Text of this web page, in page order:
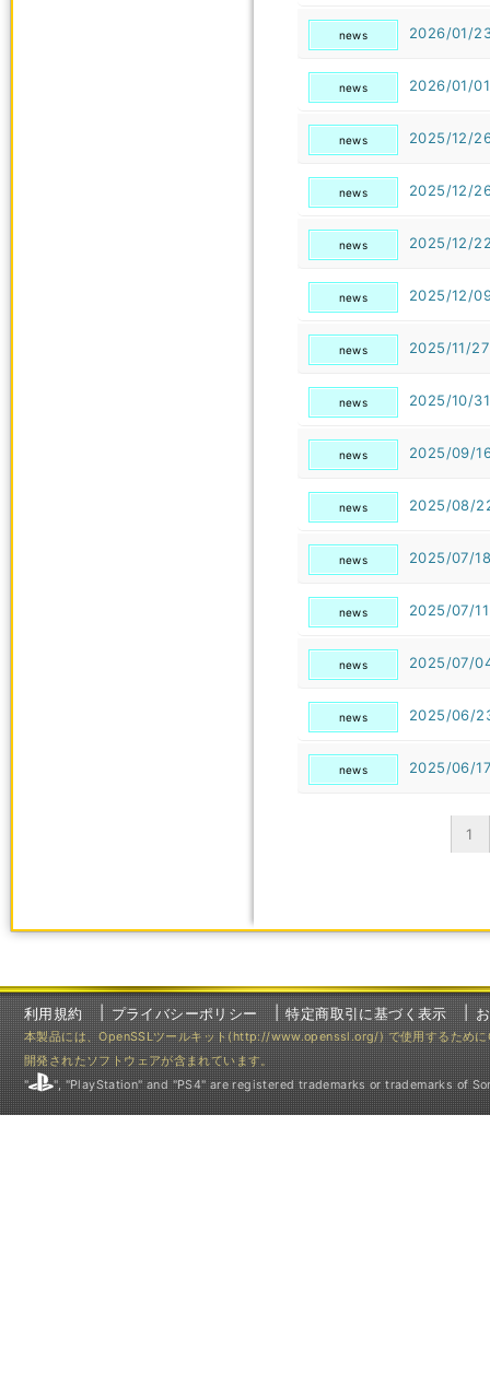
news 2026/01/
news 2026/01/01
news 2025/12/
news 2025/12/
news 2025/12/
news 2025/12/
news 2025/11/27
news 2025/10/31
news 2025/09/
news 2025/08/
news 2025/07/18
news 2025/07/11
news 2025/07/
news 2025/06/
news 2025/06/17
1
利用規約 プライバシーポリシー 特定商取引に基づく表示
本製品には、OpenSSLツールキット(http://www.openssl.org/) で使用するために
開発されたソフトウェアが含まれています。
"
", "PlayStation" and "PS4" are registered trademarks or trademarks of